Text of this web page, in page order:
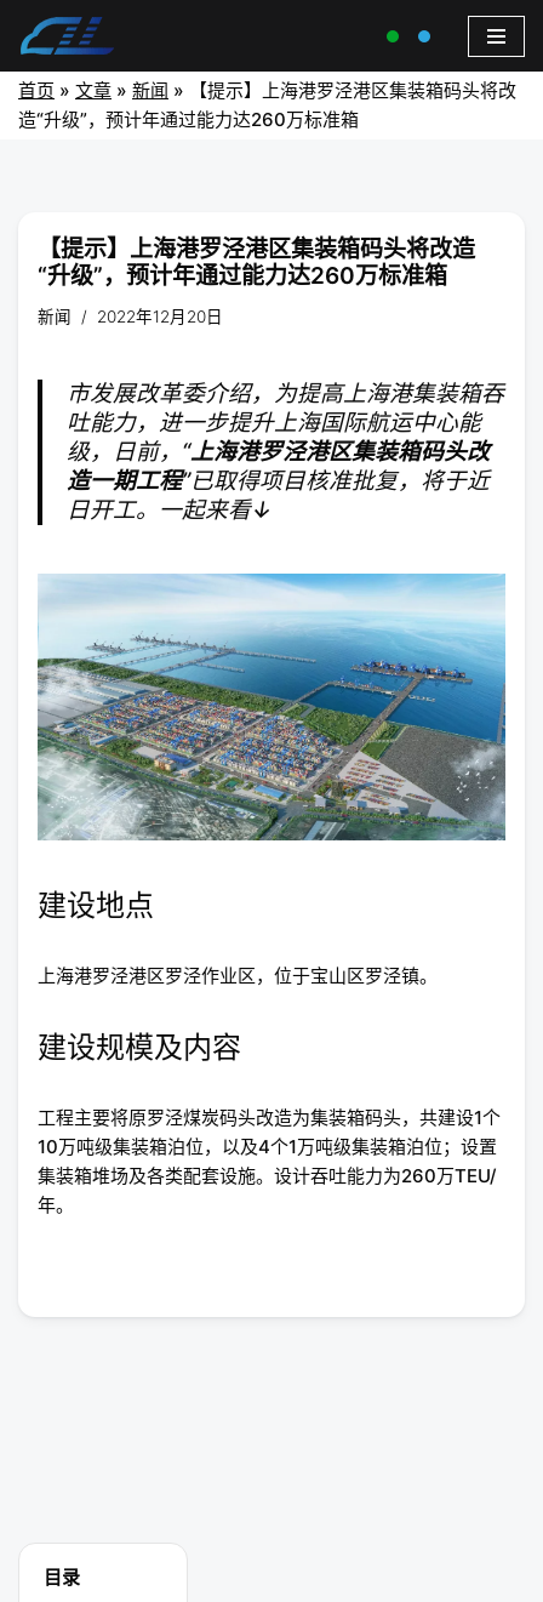
首页 » 文章 » 新闻 »
【提示】上海港罗泾港区集装箱码头将改
造“升级”，预计年通过能力达260万标准箱
【提示】上海港罗泾港区集装箱码头将改造
“升级”，预计年通过能力达260万标准箱
新闻 2022年12月20日
市发展改革委介绍，为提高上海港集装箱吞
吐能力，进一步提升上海国际航运中心能
级，日前，“上海港罗泾港区集装箱码头改
造一期工程”已取得项目核准批复，将于近
日开工。一起来看↓
建设地点
上海港罗泾港区罗泾作业区，位于宝山区罗泾镇。
建设规模及内容
工程主要将原罗泾煤炭码头改造为集装箱码头，共建设1个
10万吨级集装箱泊位，以及4个1万吨级集装箱泊位；设置
集装箱堆场及各类配套设施。设计吞吐能力为260万TEU/
年。
目录